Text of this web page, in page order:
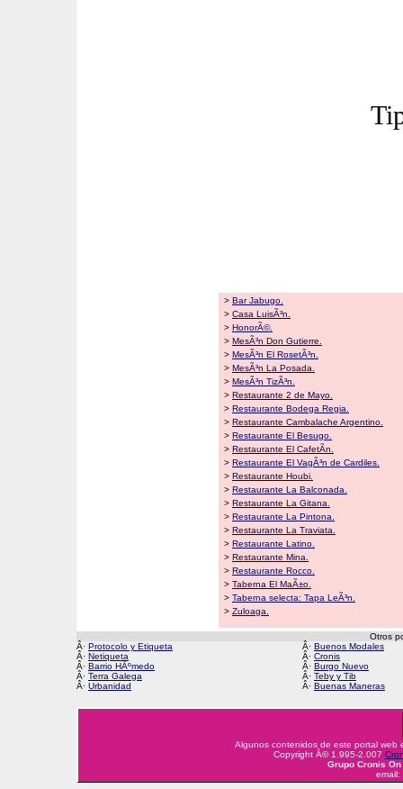
> Bar Jabugo.
> Casa LuisÃ³n.
> HonorÃ©.
> MesÃ³n Don Gutierre.
> MesÃ³n El RosetÃ³n.
> MesÃ³n La Posada.
> MesÃ³n TizÃ³n.
> Restaurante 2 de Mayo.
> Restaurante Bodega Regia.
> Restaurante Cambalache Argentino.
> Restaurante El Besugo.
> Restaurante El CafetÃ­n.
> Restaurante El VagÃ³n de Cardiles.
> Restaurante Houbi.
> Restaurante La Balconada.
> Restaurante La Gitana.
> Restaurante La Pintona.
> Restaurante La Traviata.
> Restaurante Latino.
> Restaurante Mina.
> Restaurante Rocco.
> Taberna El MaÃ±o.
> Taberna selecta: Tapa LeÃ³n.
> Zuloaga.
Otros
Â· Protocolo y Etiqueta Â· Buenos Modales
Â· Netiqueta Â· Cronis
Â· Barrio HÃºmedo Â· Burgo Nuevo
Â· Terra Galega Â· Teby y Tib
Â· Urbanidad Â· Buenas Maneras
Algunos contenidos de este portal web
Copyright Â© 1.995-2.007
Grupo Cronis
email: